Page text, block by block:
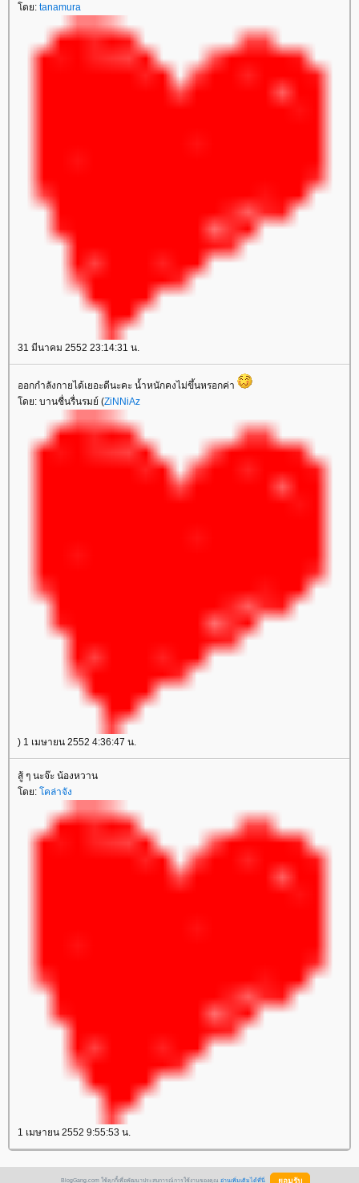
ดย: tanamura
31 มีนาคม 2552 23:14:31 น.
ออกกำลังกายได้เยอะดีนะคะ น้ำหนักคงไม่ขึ้นหรอกค่า
ดย: บานชื่นรื่นรมย์ (ZiNNiAz
) 1 เมษายน 2552 4:36:47 น.
สู้ ๆ นะจ๊ะ น้องหวาน
ดย: คล่าจัง
1 เมษายน 2552 9:55:53 น.
BlogGang.com ใช้คุกกี้เพื่อพัฒนาประสบการณ์การใช้งานของคุณ อ่านเพิ่มเติมได้ที่นี่